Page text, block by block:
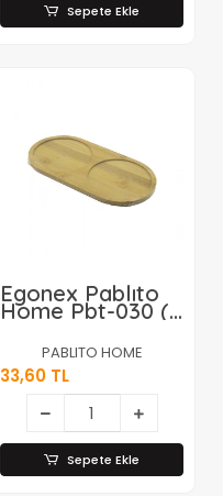
Sepete Ekle
Egonex Pablıto
Home Pbt-030 (
2 Bölmeli ) (
Oval ) Ahşap
Bambu Yağdanık
Altlık (
12x24x0.8cm
)*144
PABLITO HOME
33,60 TL
Sepete Ekle